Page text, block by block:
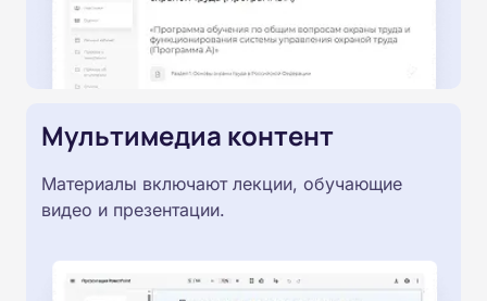
Мультимедиа контент
Материалы включают лекции, обучающие
видео и презентации.